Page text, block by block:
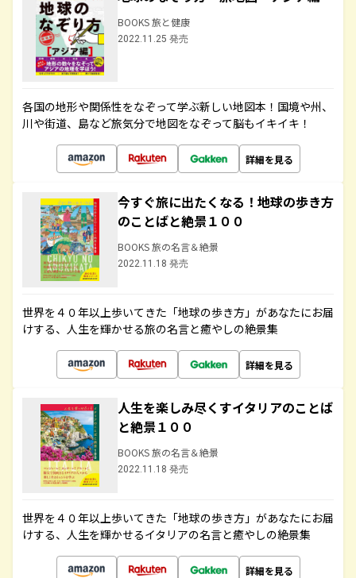
BOOKS 旅と健康
2022.11.25 発売
各国の地形や関係性をなぞって学ぶ新しい地図本！国境や州、
川や街道、島など旅気分で地図をなぞって脳もイキイキ！
詳細を見る
今すぐ旅に出たくなる！地球の歩き方
のことばと絶景１００
BOOKS 旅の名言＆絶景
2022.11.18 発売
世界を４０年以上歩いてきた「地球の歩き方」があなたにお届
けする、人生を輝かせる旅の名言と癒やしの絶景集
詳細を見る
人生を楽しみ尽くすイタリアのことば
と絶景１００
BOOKS 旅の名言＆絶景
2022.11.18 発売
世界を４０年以上歩いてきた「地球の歩き方」があなたにお届
けする、人生を輝かせるイタリアの名言と癒やしの絶景集
詳細を見る